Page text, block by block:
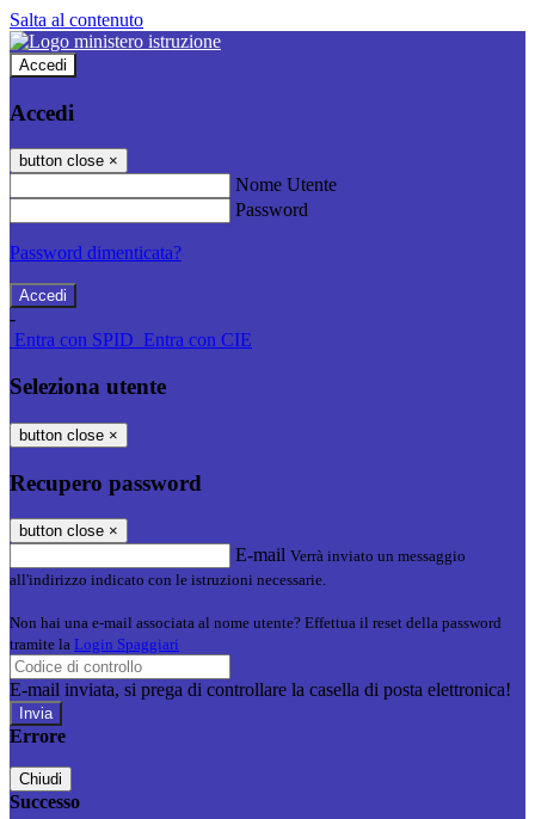
Salta al contenuto
Accedi
Accedi
button close ×
Nome Utente
Password
Password dimenticata?
-
Entra con SPID Entra con CIE
Seleziona utente
button close ×
Recupero password
button close ×
E-mail Verrà inviato un messaggio
all'indirizzo indicato con le istruzioni necessarie.
Non hai una e-mail associata al nome utente? Effettua il reset della password
tramite la Login Spaggiari
E-mail inviata, si prega di controllare la casella di posta elettronica!
Errore
Chiudi
Successo